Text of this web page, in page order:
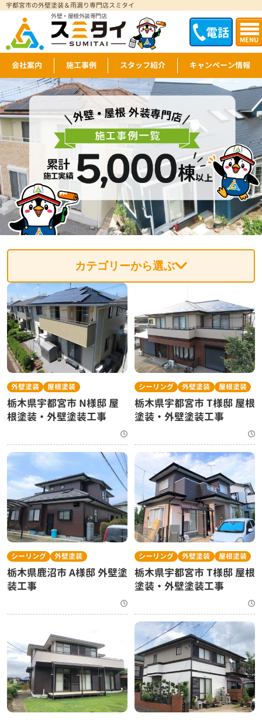
電話 MENU
宇都宮市の外壁塗装＆雨漏り専門店スミタイ
外壁・屋根外装専門店
会社案内 施工事例 スタッフ紹介 キャンペーン情報
カテゴリーから選ぶ
外壁塗装 屋根塗装
栃木県宇都宮市 N様邸 屋
根塗装・外壁塗装工事
シーリング 外壁塗装 屋根塗装
栃木県宇都宮市 T様邸 屋根
塗装・外壁塗装工事
シーリング 外壁塗装
栃木県鹿沼市 A様邸 外壁塗
装工事
シーリング 外壁塗装 屋根塗装
栃木県宇都宮市 T様邸 屋根
塗装・外壁塗装工事